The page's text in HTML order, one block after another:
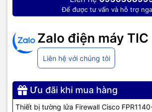
Để được tư vấn và hỗ trợ
Zalo điện máy TIC
Liên hệ với chúng tôi
Ưu đãi khi mua hàng
Thiết bị tường lửa Firewall Cisco
Tổng đài,Màn hình tương tác,Linh
máynhư tivi, tủ lạnh, máy giặt, máy hút ẩm...
hãng, giá tốt, dịch vụ chuyên nghiệp , đáp
doanh nghiệp cũng như gia đình và cá nhân.